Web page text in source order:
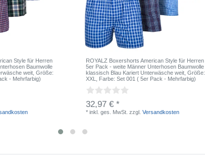
Style für Herren
Baumwolle
weit , Größe:
- Mehrfarbig)
ROYALZ Boxershorts American Style für Herren
5er Pack - weite Männer Unterhosen Baumwolle
klassisch Blau Kariert Unterwäsche weit , Größe:
XXL
, Farbe: Set 001 ( 5er Pack - Mehrfarbig)
32,97 € *
*inkl. ges. MwSt. zzgl.Versandkosten